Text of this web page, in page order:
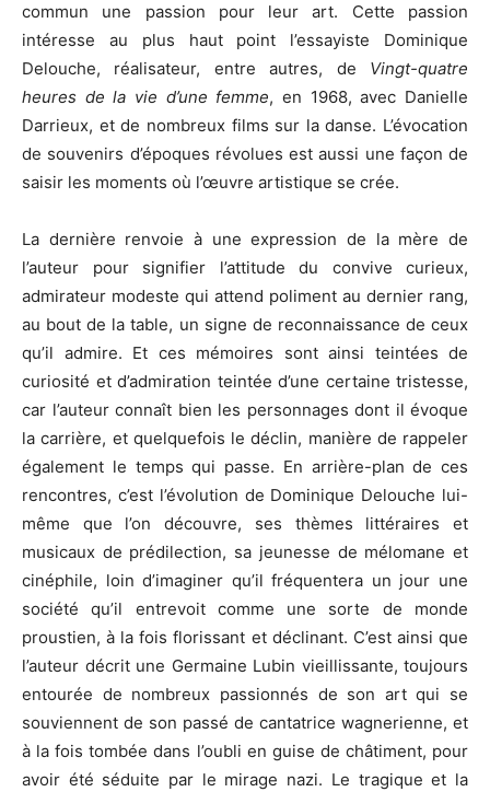
commun une passion pour leur art. Cette passion
intéresse au plus haut point l’essayiste Dominique
Delouche, réalisateur, entre autres, de Vingt-quatre
heures de la vie d’une femme, en 1968, avec Danielle
Darrieux, et de nombreux films sur la danse. L’évocation
de souvenirs d’époques révolues est aussi une façon de
saisir les moments où l’œuvre artistique se crée.
La dernière renvoie à une expression de la mère de
l’auteur pour signifier l’attitude du convive curieux,
admirateur modeste qui attend poliment au dernier rang,
au bout de la table, un signe de reconnaissance de ceux
qu’il admire. Et ces mémoires sont ainsi teintées de
curiosité et d’admiration teintée d’une certaine tristesse,
car l’auteur connaît bien les personnages dont il évoque
la carrière, et quelquefois le déclin, manière de rappeler
également le temps qui passe. En arrière-plan de ces
rencontres, c’est l’évolution de Dominique Delouche lui-
même que l’on découvre, ses thèmes littéraires et
musicaux de prédilection, sa jeunesse de mélomane et
cinéphile, loin d’imaginer qu’il fréquentera un jour une
société qu’il entrevoit comme une sorte de monde
proustien, à la fois florissant et déclinant. C’est ainsi que
l’auteur décrit une Germaine Lubin vieillissante, toujours
entourée de nombreux passionnés de son art qui se
souviennent de son passé de cantatrice wagnerienne, et
à la fois tombée dans l’oubli en guise de châtiment, pour
avoir été séduite par le mirage nazi. Le tragique et la